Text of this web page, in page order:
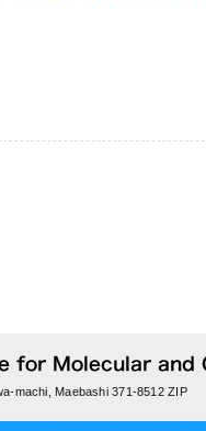
machi, Maebashi 371-8512 ZIP